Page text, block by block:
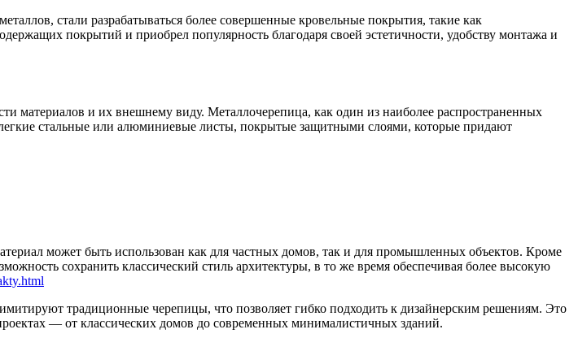
стали разрабатываться более совершенные кровельные покрытия, такие как
покрытий и приобрел популярность благодаря своей эстетичности, удобству монтажа и
материалов и их внешнему виду. Металлочерепица, как один из наиболее распространенных
стальные или алюминиевые листы, покрытые защитными слоями, которые придают
может быть использован как для частных домов, так и для промышленных объектов. Кроме
сохранить классический стиль архитектуры, в то же время обеспечивая более высокую
традиционные черепицы, что позволяет гибко подходить к дизайнерским решениям. Это
— от классических домов до современных минималистичных зданий.